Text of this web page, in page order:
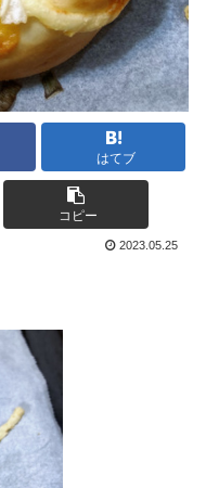
はてブ
コピー
2023.05.25